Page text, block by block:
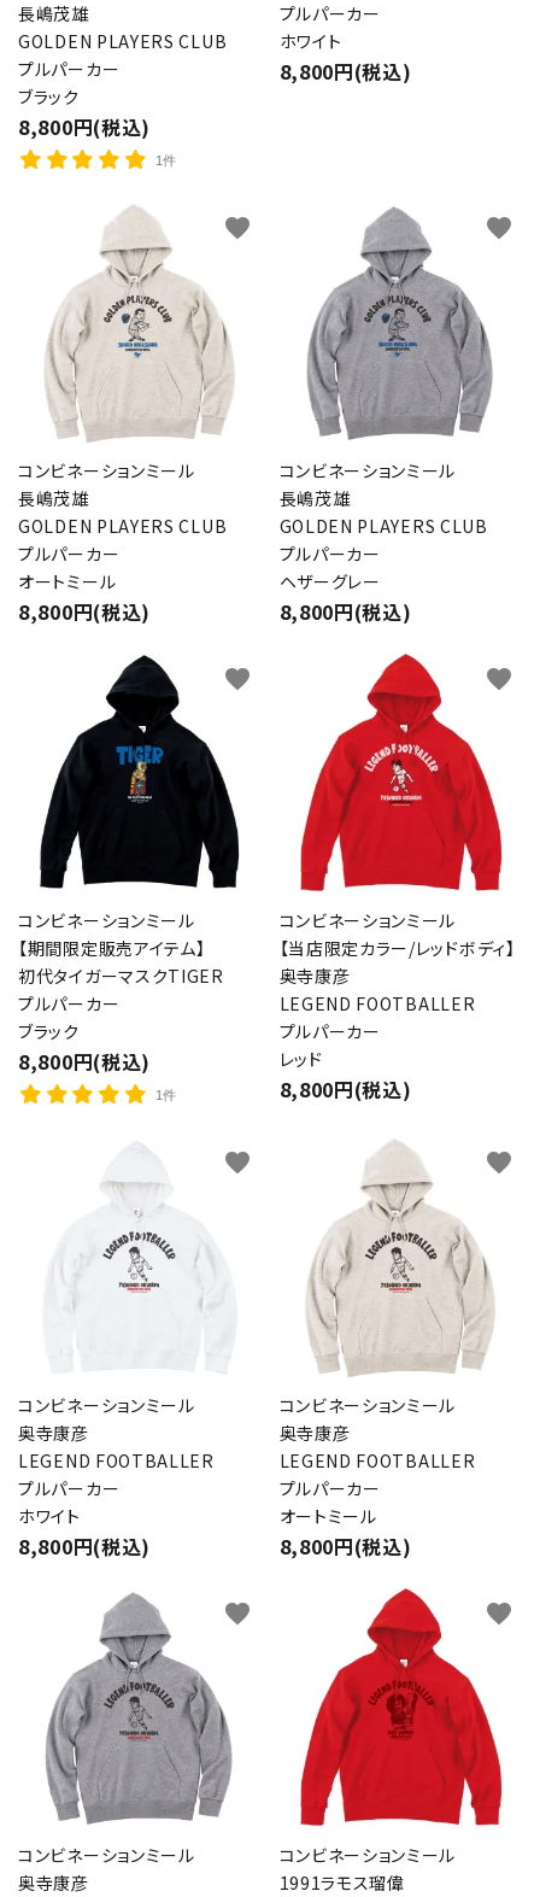
長嶋茂雄
GOLDEN PLAYERS CLUB
プルパーカー
ブラック
8,800円(税込)
1件
プルパーカー
ホワイト
8,800円(税込)
コンビネーションミール
長嶋茂雄
GOLDEN PLAYERS CLUB
プルパーカー
オートミール
8,800円(税込)
favorite
コンビネーションミール
長嶋茂雄
GOLDEN PLAYERS CLUB
プルパーカー
ヘザーグレー
8,800円(税込)
favorite
コンビネーションミール
【期間限定販売アイテム】
初代タイガーマスクTIGER
プルパーカー
ブラック
8,800円(税込)
1件
favorite
コンビネーションミール
【当店限定カラー/レッドボディ】
奥寺康彦
LEGEND FOOTBALLER
プルパーカー
レッド
8,800円(税込)
favorite
コンビネーションミール
奥寺康彦
LEGEND FOOTBALLER
プルパーカー
ホワイト
8,800円(税込)
favorite
コンビネーションミール
奥寺康彦
LEGEND FOOTBALLER
プルパーカー
オートミール
8,800円(税込)
favorite
コンビネーションミール
奥寺康彦
favorite
コンビネーションミール
1991ラモス瑠偉
favorite